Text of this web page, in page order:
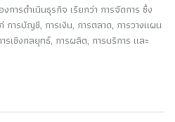
การดำเนินธุรกิจ เรียกว่า การจัดการ ซึ่ง
ารบัญชี, การเงิน, การตลาด, การวางแผน
เชิงกลยุทธ์, การผลิต, การบริการ และ